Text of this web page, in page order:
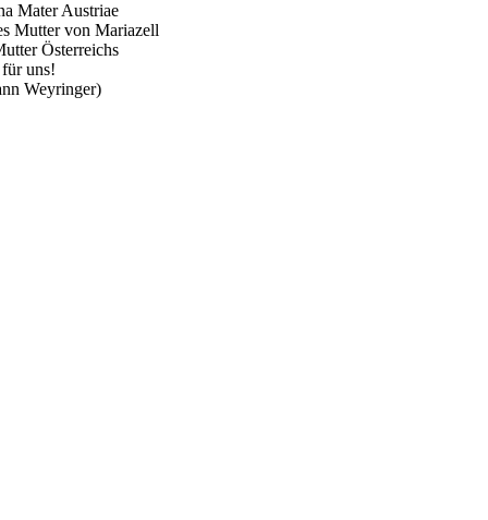
Mater Austriae
Mutter von Mariazell
Österreichs
uns!
Weyringer)